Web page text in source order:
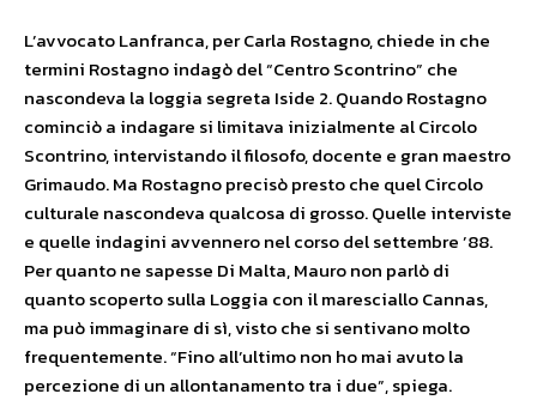
L’avvocato Lanfranca, per Carla Rostagno, chiede in che
termini Rostagno indagò del “Centro Scontrino” che
nascondeva la loggia segreta Iside 2. Quando Rostagno
cominciò a indagare si limitava inizialmente al Circolo
Scontrino, intervistando il filosofo, docente e gran maestro
Grimaudo. Ma Rostagno precisò presto che quel Circolo
culturale nascondeva qualcosa di grosso. Quelle interviste
e quelle indagini avvennero nel corso del settembre ’88.
Per quanto ne sapesse Di Malta, Mauro non parlò di
quanto scoperto sulla Loggia con il maresciallo Cannas,
ma può immaginare di sì, visto che si sentivano molto
frequentemente. “Fino all’ultimo non ho mai avuto la
percezione di un allontanamento tra i due”, spiega.